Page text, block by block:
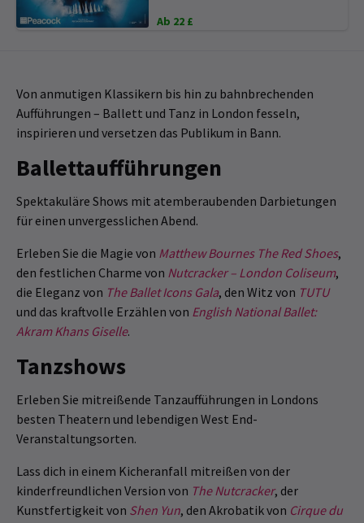
Ab 22 £
Von anmutigen Klassikern bis hin zu bahnbrechenden
Aufführungen – Ballett und Tanz in London fesseln,
inspirieren und versetzen das Publikum in Bann.
Ballettaufführungen
Spektakuläre Shows mit atemberaubenden Darbietungen
für einen unvergesslichen Abend.
Erleben Sie die Magie von Matthew Bournes The Red Shoes,
den festlichen Charme von Nutcracker – London Coliseum,
die Eleganz von The Ballet Icons Gala, den Witz von TUTU
und das kraftvolle Erzählen von English National Ballet:
Akram Khans Giselle.
Tanzshows
Erleben Sie mitreißende Tanzaufführungen in Londons
besten Theatern und lebendigen West End-
Veranstaltungsorten.
Lass dich in einem Kicheranfall mitreißen von der
kinderfreundlichen Version von The Nutcracker, der
Kunstfertigkeit von Shen Yun, den Akrobatik von Cirque du